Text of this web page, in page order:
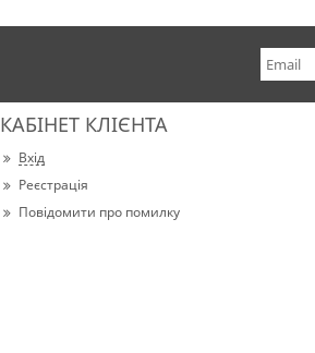
КАБІНЕТ КЛІЄНТА
Вхід
Реєстрація
Повідомити про помилку